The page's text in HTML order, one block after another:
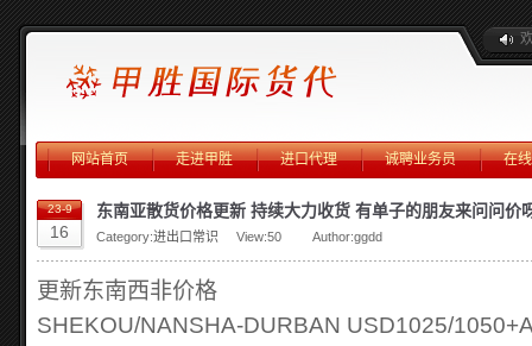
网站首页 走进甲胜 进口代理 诚聘业务员 在
23-9
16
东南亚散货价格更新 持续大力收货 有单子的朋友来问问价
Category:进出口常识 View:50 Author:ggdd
更新东南西非价格
SHEKOU/NANSHA-DURBAN USD1025/